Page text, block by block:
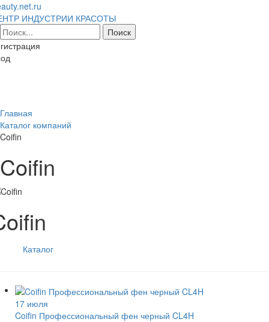
ИНДУСТРИИ КРАСОТЫ
Главная
Каталог компаний
Coifin
Coifin
Каталог
17 июля
Coifin Профессиональный фен черный CL4H